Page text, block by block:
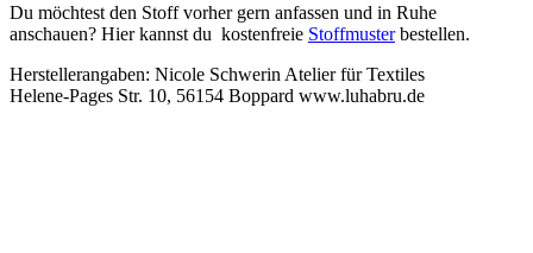
Du möchtest den Stoff vorher gern anfassen und in Ruhe
anschauen? Hier kannst du kostenfreie Stoffmusterbestellen.
Herstellerangaben: Nicole Schwerin Atelier für Textiles
Helene-Pages Str. 10, 56154 Boppard www.luhabru.de